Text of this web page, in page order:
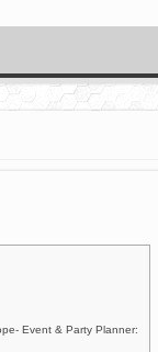
Event & Party Planner: